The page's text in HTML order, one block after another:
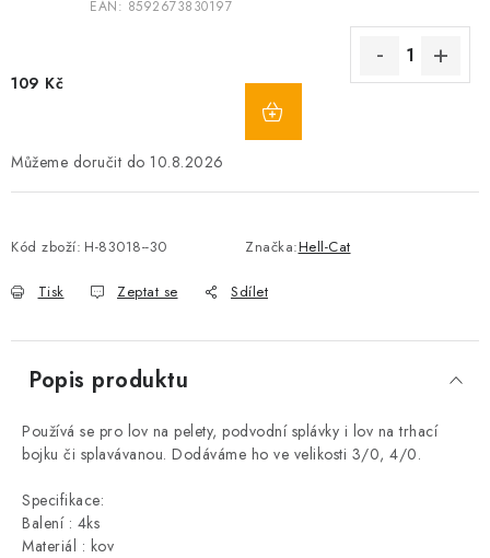
EAN: 8592673830197
109 Kč
10.8.2026
Kód zboží: H-83018--30 Značka:Hell-Cat
Tisk Zeptat se Sdílet
Popis produktu
Používá se pro lov na pelety, podvodní splávky i lov na trhací
bojku či splavávanou. Dodáváme ho ve velikosti 3/0, 4/0.
Specifikace:
Balení : 4ks
Materiál : kov